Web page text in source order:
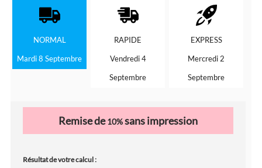
NORMAL
Mardi 8 Septembre
RAPIDE
Vendredi 4
Septembre
EXPRESS
Mercredi 2
Septembre
Remise de10%sans impression
Résultat de votre calcul :